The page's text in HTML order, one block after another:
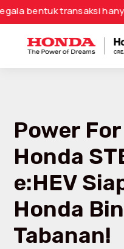
transaksi hanya melalui
Power
Honda
e:HEV
Honda
Tabanan!